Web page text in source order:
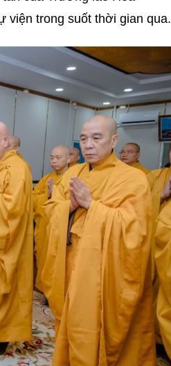
viện trong suốt thời gian qua.